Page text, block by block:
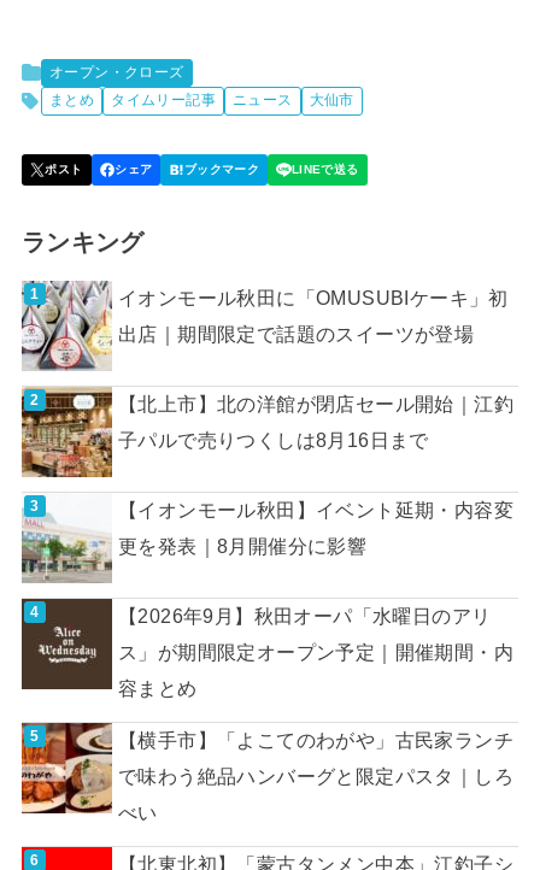
オープン・クローズ
まとめ
タイムリー記事 ニュース 大仙市
ランキング
イオンモール秋田に「OMUSUBIケーキ」初
出店｜期間限定で話題のスイーツが登場
【北上市】北の洋館が閉店セール開始｜江釣
子パルで売りつくしは8月16日まで
【イオンモール秋田】イベント延期・内容変
更を発表｜8月開催分に影響
【2026年9月】秋田オーパ「水曜日のアリ
ス」が期間限定オープン予定｜開催期間・内
容まとめ
【横手市】「よこてのわがや」古民家ランチ
で味わう絶品ハンバーグと限定パスタ｜しろ
べい
【北東北初】「蒙古タンメン中本」江釣子シ